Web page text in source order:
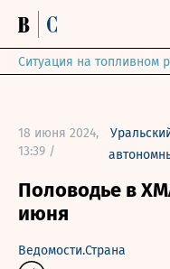
Ситуация на топливном
18 июня 2024,
13:39 /
Половодье в
июня
Ведомости.Страна